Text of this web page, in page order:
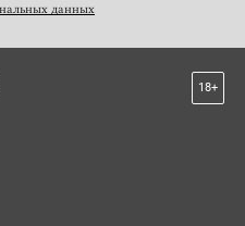
данных
18+